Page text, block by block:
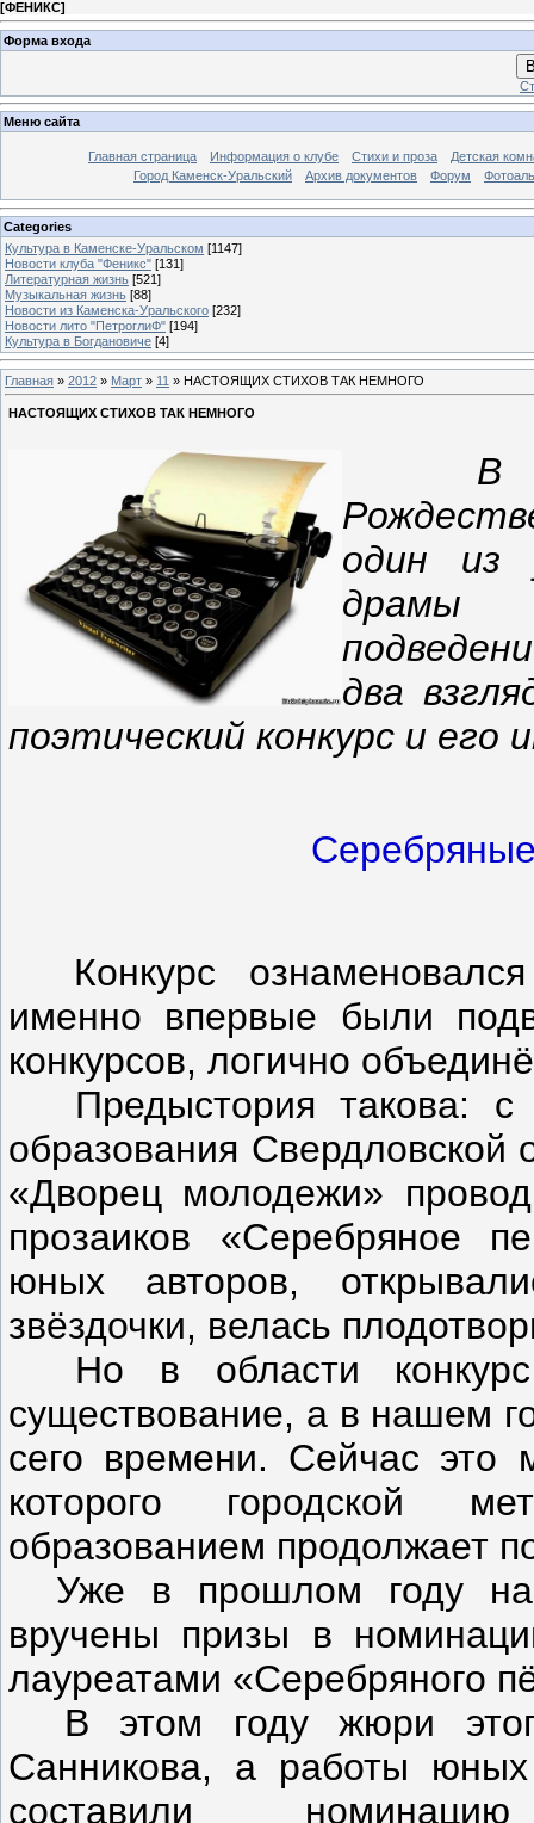
[ФЕНИКС]
Форма входа
Меню сайта
Главная страница Информация о клубе Стихи и проза
Детская
Город Каменск-Уральский
Архив документов Форум
Categories
Культура в Каменске-Уральском [1147]
Новости клуба "Феникс" [131]
Литературная жизнь [521]
Музыкальная жизнь [88]
Новости из Каменска-Уральского [232]
Новости лито "ПетроглиФ" [194]
Культура в Богдановиче [4]
Главная » 2012 » Март » 11 » НАСТОЯЩИХ СТИХОВ ТАК НЕМНОГО
НАСТОЯЩИХ СТИХОВ ТАК НЕМНОГО
В
один из
драмы
два
поэтический конкурс и его
Конкурс
именно впервые были
конкурсов, логично
Предыстория такова:
образования Свердловской
«Дворец молодежи»
прозаиков «Серебряное
юных авторов,
звёздочки, велась
Но в области
существование, а в нашем
сего времени. Сейчас это
которого городской
образованием продолжает
Уже в прошлом году на
вручены призы в
лауреатами «Серебряного
В этом году жюри
Санникова, а работы юных
составили